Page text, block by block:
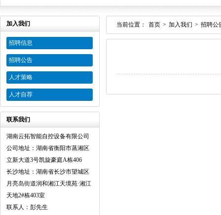
加入我们
招聘信息
招聘公告
人才策略
人才自荐
联系我们
湖南云拓智能自控设备有限公司
公司地址：湖南省衡阳市蒸湘区
立新大道3号凯旋豪庭A栋406
长沙地址：湖南省长沙市望城区
月亮岛街道润和湘江天境苑·湘江
天地2#栋403室
联系人：彭先生
当前位置： 首页 > 加入我们 > 招聘公